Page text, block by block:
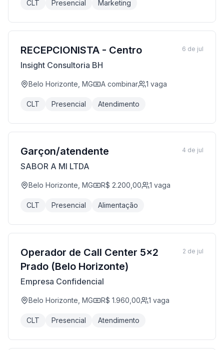
CLT Presencial Marketing
RECEPCIONISTA - Centro
Insight Consultoria BH
Belo Horizonte, MG A combinar 1 vaga
CLT Presencial Atendimento
6 de jul
Garçon/atendente
SABOR A MI LTDA
Belo Horizonte, MG R$ 2.200,00 1 vaga
CLT Presencial Alimentação
4 de jul
Operador de Call Center 5x2
Prado (Belo Horizonte)
Empresa Confidencial
Belo Horizonte, MG R$ 1.960,00 1 vaga
CLT Presencial Atendimento
2 de jul